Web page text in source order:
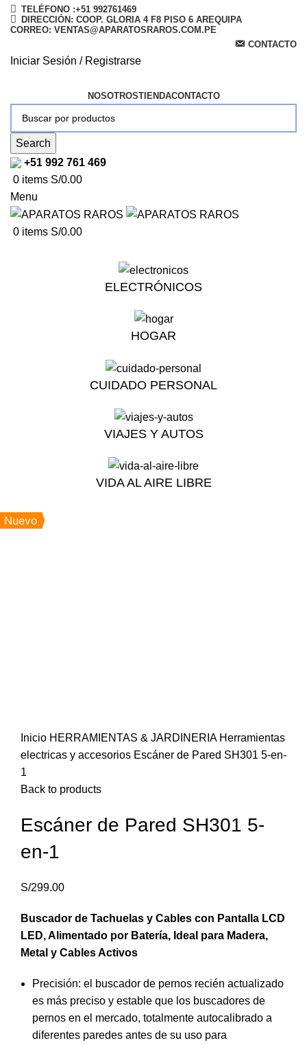
TELÉFONO :+51 992761469
DIRECCIÓN: COOP. GLORIA 4 F8 PISO 6 AREQUIPA
CORREO: VENTAS@APARATOSRAROS.COM.PE
CONTACTO
Iniciar Sesión / Registrarse
NOSOTROSTIENDACONTACTO
Search
+51 992 761 469
0 items S/0.00
Menu
0 items S/0.00
ELECTRÓNICOS
HOGAR
CUIDADO PERSONAL
VIAJES Y AUTOS
VIDA AL AIRE LIBRE
Nuevo
Inicio HERRAMIENTAS & JARDINERIA Herramientas
electricas y accesorios Escáner de Pared SH301 5-en-
1
Back to products
Escáner de Pared SH301 5-
en-1
S/299.00
Buscador de Tachuelas y Cables con Pantalla LCD
LED, Alimentado por Batería, Ideal para Madera,
Metal y Cables Activos
Precisión: el buscador de pernos recién actualizado
es más preciso y estable que los buscadores de
pernos en el mercado, totalmente autocalibrado a
diferentes paredes antes de su uso para
Nuevo
Nuevo
Nuevo
Nuevo
Nuevo
Nuevo
Nuevo
Nuevo
Nuevo
Nuevo